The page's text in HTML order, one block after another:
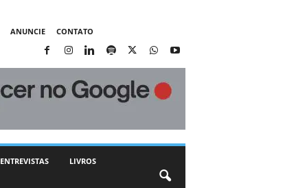
ANUNCIE CONTATO
ENTREVISTAS LIVROS